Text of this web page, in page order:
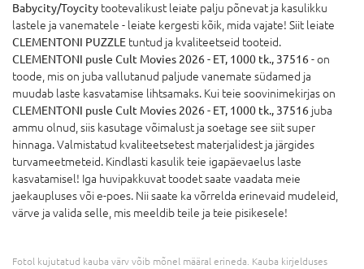
Babycity/Toycity tootevalikust leiate palju põnevat ja kasulikku
lastele ja vanematele - leiate kergesti kõik, mida vajate! Siit leiate
CLEMENTONI PUZZLE tuntud ja kvaliteetseid tooteid.
CLEMENTONI pusle Cult Movies 2026 - ET, 1000 tk., 37516- on
toode, mis on juba vallutanud paljude vanemate südamed ja
muudab laste kasvatamise lihtsamaks. Kui teie soovinimekirjas on
CLEMENTONI pusle Cult Movies 2026 - ET, 1000 tk., 37516 juba
ammu olnud, siis kasutage võimalust ja soetage see siit super
hinnaga. Valmistatud kvaliteetsetest materjalidest ja järgides
turvameetmeteid. Kindlasti kasulik teie igapäevaelus laste
kasvatamisel! Iga huvipakkuvat toodet saate vaadata meie
jaekaupluses või e-poes. Nii saate ka võrrelda erinevaid mudeleid,
värve ja valida selle, mis meeldib teile ja teie pisikesele!
Fotol kujutatud kauba värv võib mõnel määral erineda. Kauba kirjelduses